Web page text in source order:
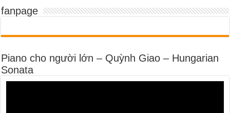
fanpage
Piano cho người lớn – Quỳnh Giao – Hungarian
Sonata